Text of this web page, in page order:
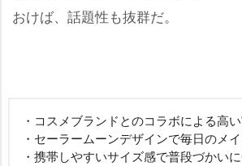
おけば、話題性も抜群だ。
・コスメブランドとのコラボによる高
・セーラームーンデザインで毎日のメ
・携帯しやすいサイズ感で普段づかい